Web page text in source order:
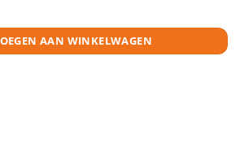
foto zwart huismerk aantal
AAN WINKELWAGEN